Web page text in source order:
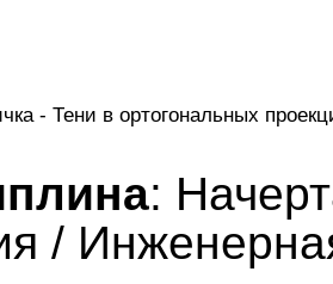
- Тени в ортогональных
:
/